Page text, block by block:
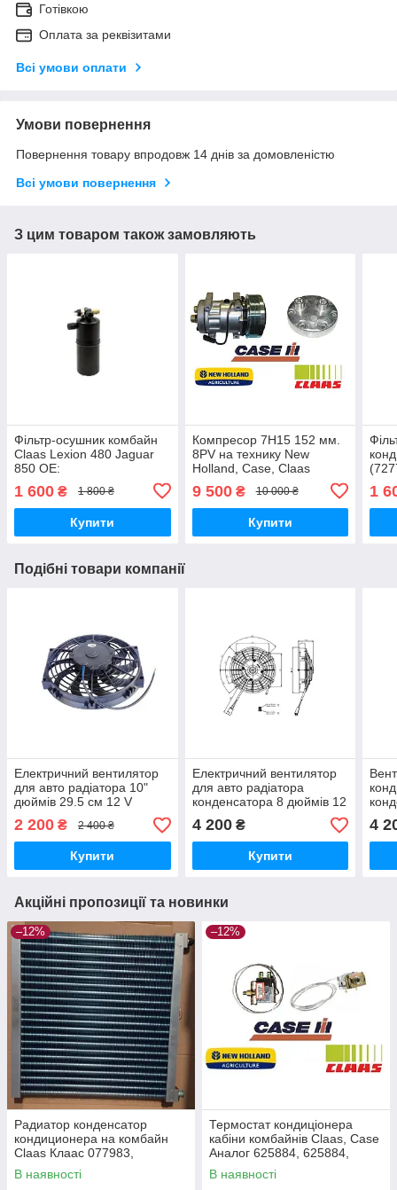
Готівкою
Оплата за реквізитами
Всі умови оплати
Умови повернення
Повернення товару впродовж 14 днів за домовленістю
Всі умови повернення
З цим товаром також замовляють
Фільтр-осушник комбайн
Claas Lexion 480 Jaguar
850 OE:
0006258560/0006228480
1 600 ₴ 1 800 ₴
Купити
Компресор 7H15 152 мм.
8PV на технику New
Holland, Case, Claas
317008A3; 86993463;
87775
9 500₴ 10 000 ₴
Купити
1
Подібні товари компанії
Електричний вентилятор
для авто радіатора 10"
дюймів 29.5 см 12 V
(Реверсивний Тягнучий/
штовхає Універсальний)
2 200 ₴ 2 400 ₴
Купити
Електричний вентилятор
для авто радіатора
конденсатора 8 дюймів 12
В. 20,5 см. Штовхає
Kormas 720 об./хв
4 200₴
Купити
4
Акційні пропозиції та новинки
–12%
Радиатор конденсатор
кондиционера на комбайн
Claas Клаас 077983,
0000779831, 000077983
Аналог
В наявності
–12%
Термостат кондиціонера
кабіни комбайнів Claas, Case
Аналог 625884, 625884,
0006258840
В наявності